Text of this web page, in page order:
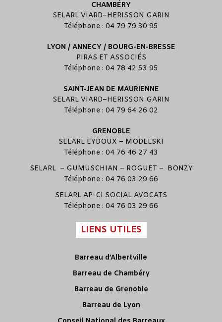
CHAMBÉRY
SELARL VIARD–HERISSON GARIN
Téléphone : 04 79 79 30 95
LYON / ANNECY / BOURG-EN-BRESSE
PIRAS ET ASSOCIÉS
Téléphone : 04 78 42 53 95
SAINT-JEAN DE MAURIENNE
SELARL VIARD–HERISSON GARIN
Téléphone : 04 79 64 26 02
GRENOBLE
SELARL EYDOUX – MODELSKI
Téléphone : 04 76 46 27 43
SELARL – GUMUSCHIAN – ROGUET – BONZY
Téléphone : 04 76 03 29 66
SELARL AP-CI SOCIAL AVOCATS
Téléphone : 04 76 03 29 66
LIENS UTILES
Barreau d’Albertville
Barreau de Chambéry
Barreau de Grenoble
Barreau de Lyon